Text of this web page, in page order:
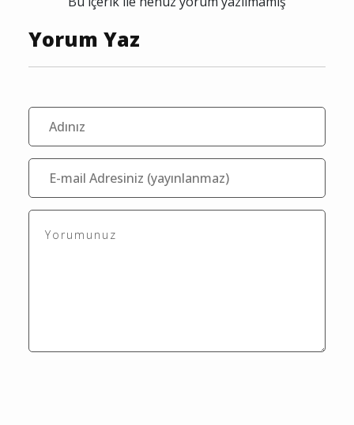
Yorum Yaz